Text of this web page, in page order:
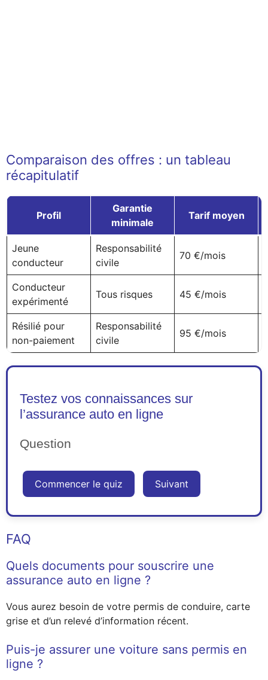
Comparaison des offres : un tableau
récapitulatif
Profil
Garantie
minimale
Tarif moyen
Jeune
conducteur
Responsabilité
civile
70 €/mois
Conducteur
expérimenté
Tous risques 45 €/mois
Résilié pour
non-paiement
Responsabilité
civile
95 €/mois
Testez vos connaissances sur
l’assurance auto en ligne
Question
Commencer le quiz Suivant
FAQ
Quels documents pour souscrire une
assurance auto en ligne ?
Vous aurez besoin de votre permis de conduire, carte
grise et d’un relevé d’information récent.
Puis-je assurer une voiture sans permis en
ligne ?